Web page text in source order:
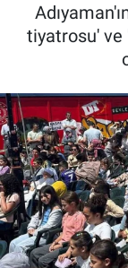
tiyatrosu' ve
Bölge
Asayiş
Sağlık
Özel Haber
Kültür
Süper Lig
Tüm
Son
Haber